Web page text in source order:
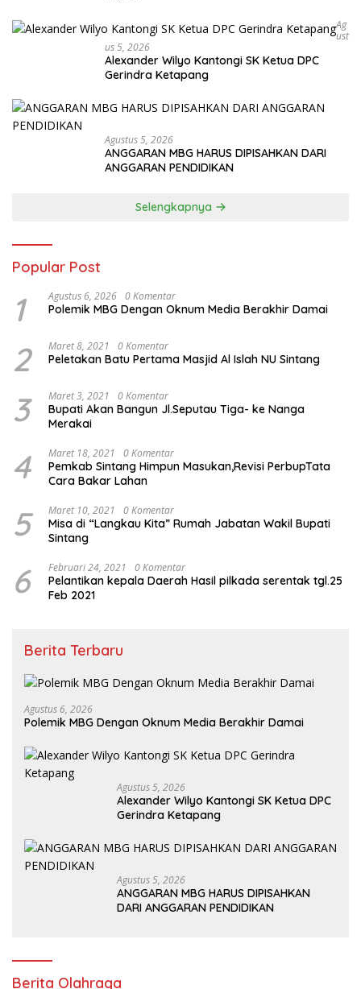
Ag
Ust
Us 5, 2026
Alexander Wilyo Kantongi SK Ketua DPC
Gerindra Ketapang
Agustus 5, 2026
ANGGARAN MBG HARUS DIPISAHKAN DARI
ANGGARAN PENDIDIKAN
Selengkapnya
Popular Post
1 Agustus 6, 2026 0 Komentar
Polemik MBG Dengan Oknum Media Berakhir Damai
2 Maret 8, 2021 0 Komentar
Peletakan Batu Pertama Masjid Al Islah NU Sintang
3 Maret 3, 2021 0 Komentar
Bupati Akan Bangun Jl.Seputau Tiga- ke Nanga
Merakai
4 Maret 18, 2021 0 Komentar
Pemkab Sintang Himpun Masukan,Revisi PerbupTata
Cara Bakar Lahan
5 Maret 10, 2021 0 Komentar
Misa di “Langkau Kita” Rumah Jabatan Wakil Bupati
Sintang
6 Februari 24, 2021 0 Komentar
Pelantikan kepala Daerah Hasil pilkada serentak tgl.25
Feb 2021
Berita Terbaru
Agustus 6, 2026
Polemik MBG Dengan Oknum Media Berakhir Damai
Agustus 5, 2026
Alexander Wilyo Kantongi SK Ketua DPC
Gerindra Ketapang
Agustus 5, 2026
ANGGARAN MBG HARUS DIPISAHKAN
DARI ANGGARAN PENDIDIKAN
Berita Olahraga